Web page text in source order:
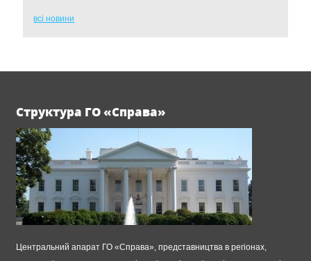
всі новини
Структура ГО «Справа»
Центральний апарат ГО «Справа», представництва в регіонах,